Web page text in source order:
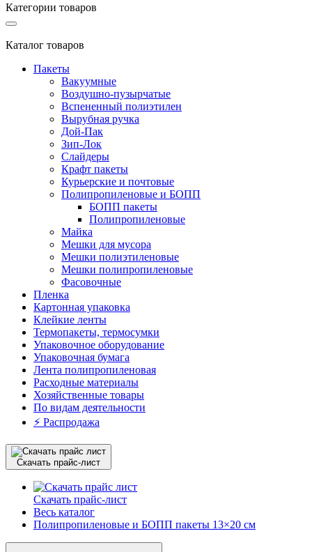
Категории товаров
Каталог товаров
Пакеты
Вакуумные
Воздушно-пузырчатые
Вспененный полиэтилен
Вырубная ручка
Дой-Пак
Зип-Лок
Слайдеры
Крафт пакеты
Курьерские и почтовые
Полипропиленовые и БОПП
БОПП пакеты
Полипропиленовые
Майка
Мешки для мусора
Мешки полиэтиленовые
Мешки полипропиленовые
Фасовочные
Пленка
Картонная упаковка
Клейкие ленты
Термопакеты, термосумки
Упаковочное оборудование
Упаковочная бумага
Лента полипропиленовая
Расходные материалы
Хозяйственные товары
По видам деятельности
⚡️ Распродажа
Скачать прайс-лист
Скачать прайс-лист
Весь каталог
Полипропиленовые и БОПП пакеты 13×20 см